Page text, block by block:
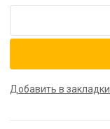
Секция
TEPLOLUX
Добавить в закладки